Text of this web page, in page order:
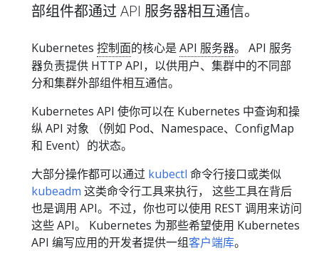
部组件都通过 API 服务器相互通信。
Kubernetes 控制面的核心是 API 服务器。 API 服务
器负责提供 HTTP API，以供用户、集群中的不同部
分和集群外部组件相互通信。
Kubernetes API 使你可以在 Kubernetes 中查询和操
纵 API 对象 （例如 Pod、Namespace、ConfigMap
和 Event）的状态。
大部分操作都可以通过 kubectl 命令行接口或类似
kubeadm 这类命令行工具来执行， 这些工具在背后
也是调用 API。不过，你也可以使用 REST 调用来访问
这些 API。 Kubernetes 为那些希望使用 Kubernetes
API 编写应用的开发者提供一组客户端库。